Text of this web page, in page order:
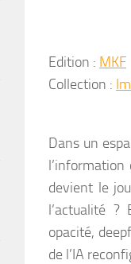
Edition : MKF
Collection :
Dans un
devient le
l’actualité ?
opacité,
de l’IA